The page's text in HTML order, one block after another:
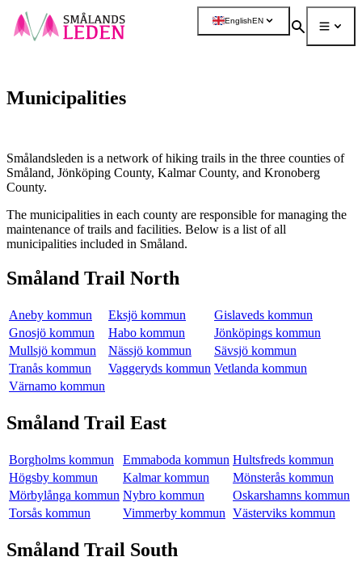
Menu
More
EnglishEN
Search
Municipalities
Smålandsleden is a network of hiking trails in the three counties of
Småland, Jönköping County, Kalmar County, and Kronoberg
County.
The municipalities in each county are responsible for managing the
maintenance of trails and facilities. Below is a list of all
municipalities included in Småland.
Småland Trail North
Aneby kommun Eksjö kommun
Gislaveds kommun
Gnosjö kommun
Habo kommun
Jönköpings kommun
Mullsjö kommun
Nässjö kommun
Sävsjö kommun
Tranås kommun
Vaggeryds kommun Vetlanda kommun
Värnamo kommun
Småland Trail East
Borgholms kommun Emmaboda kommun Hultsfreds kommun
Högsby kommun
Kalmar kommun
Mönsterås kommun
Mörbylånga kommun Nybro kommun
Oskarshamns kommun
Torsås kommun
Vimmerby kommun Västerviks kommun
Småland Trail South